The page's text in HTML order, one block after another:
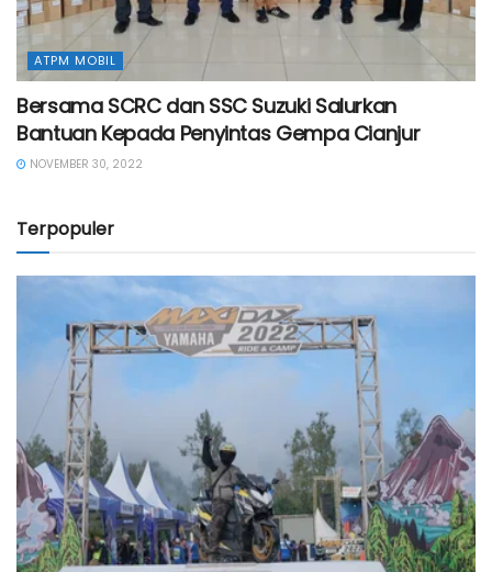
ATPM MOBIL
Bersama SCRC dan SSC Suzuki Salurkan
Bantuan Kepada Penyintas Gempa Cianjur
NOVEMBER 30, 2022
Terpopuler